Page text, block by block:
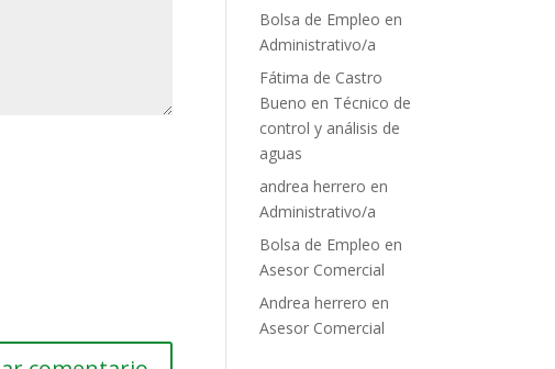
Bolsa de Empleo en
Administrativo/a
Fátima de Castro
Bueno en Técnico de
control y análisis de
aguas
andrea herrero en
Administrativo/a
Bolsa de Empleo en
Asesor Comercial
Andrea herrero en
Asesor Comercial